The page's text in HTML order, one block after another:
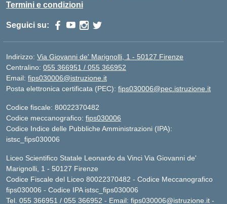
Termini e condizioni
Seguici su:
Indirizzo: Via Giovanni de' Marignolli, 1 - 50127 Firenze
Centralino: 055 366951 / 055 366952
Email: fips030006@istruzione.it
Posta elettronica certificata (PEC): fips030006@pec.istruzione.it
Codice fiscale: 80022370482
Codice meccanografico: fips030006
Codice Indice delle Pubbliche Amministrazioni (IPA):
istsc_fips030006
Liceo Scientifico Statale Leonardo da Vinci Via Giovanni de'
Marignolli, 1 - 50127 Firenze
Codice Fiscale del Liceo 80022370482 - Codice Meccanografico
fips030006 - Codice IPA istsc_fips030006
Tel. 055 366951 / 055 366952 - Email: fips030006@istruzione.it -